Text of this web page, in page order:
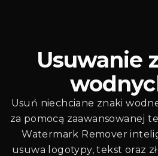
Usuwanie
Usuń niechciane znaki
za pomocą zaawansowanej
Watermark Remover
usuwa logotypy, tekst oraz